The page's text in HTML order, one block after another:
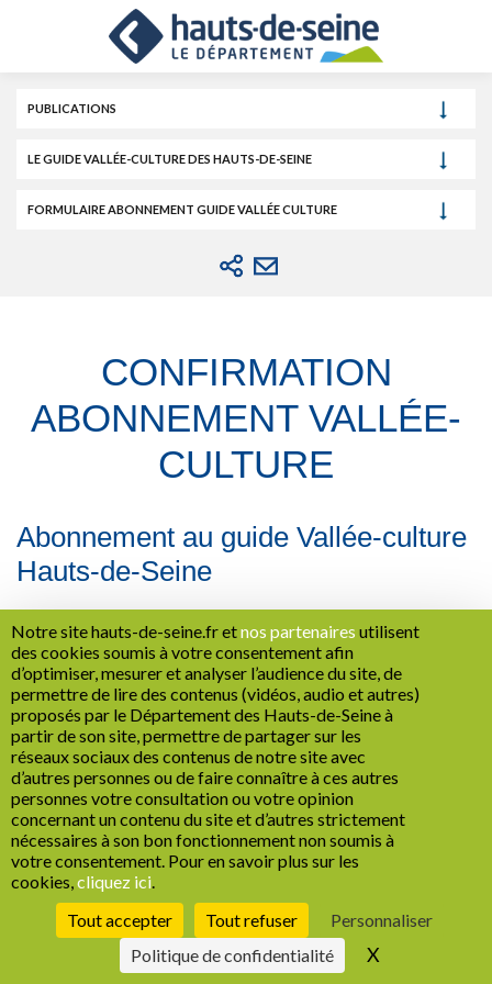
PUBLICATIONS
LE GUIDE VALLÉE-CULTURE DES HAUTS-DE-SEINE
FORMULAIRE ABONNEMENT GUIDE VALLÉE CULTURE
CONFIRMATION
ABONNEMENT VALLÉE-
CULTURE
Abonnement au guide Vallée-culture
Hauts-de-Seine
Votre demande d'abonnement est bien enregistrée.
Vous recevrez prochainement le guide Vallée culture Hauts-
de-Seine.
Recrutement Marchés publics
Mentions légales
Politique de confidentialité
Cookies Espace Presse
Réseaux sociaux
Plan de site
Accessibilité : non conforme Gestion des cookies
Cookies et traceurs utilisés sur ce site.
Notre site hauts-de-seine.fr etnos partenaires utilisent
des cookies soumis à votre consentement afin
d’optimiser, mesurer et analyser l’audience du site, de
permettre de lire des contenus (vidéos, audio et autres)
proposés par le Département des Hauts-de-Seine à
partir de son site, permettre de partager sur les
réseaux sociaux des contenus de notre site avec
d’autres personnes ou de faire connaître à ces autres
personnes votre consultation ou votre opinion
concernant un contenu du site et d’autres strictement
nécessaires à son bon fonctionnement non soumis à
votre consentement. Pour en savoir plus sur les
cookies,cliquez ici.
Tout accepter
Tout refuser
Personnaliser
Politique de confidentialité
X